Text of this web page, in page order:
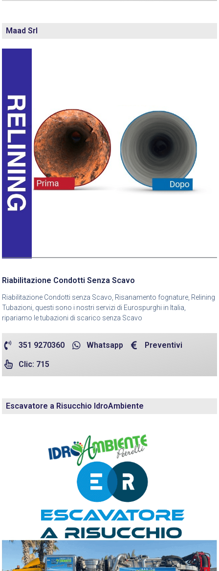
Maad Srl
Riabilitazione Condotti Senza Scavo
Riabilitazione Condotti senza Scavo, Risanamento fognature, Relining
Tubazioni, questi sono i nostri servizi di Eurospurghi in Italia,
ripariamo le tubazioni di scarico senza Scavo
351 9270360 Whatsapp Preventivi
Clic: 715
Escavatore a Risucchio IdroAmbiente